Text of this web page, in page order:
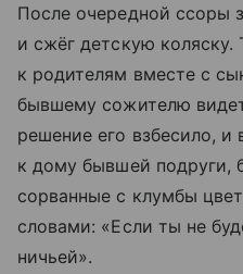
После очередной ссоры
и сжёг детскую коляску.
к родителям вместе с
бывшему сожителю
решение его взбесило, и
к дому бывшей подруги,
сорванные с клумбы
словами: «Если ты не
ничьей».